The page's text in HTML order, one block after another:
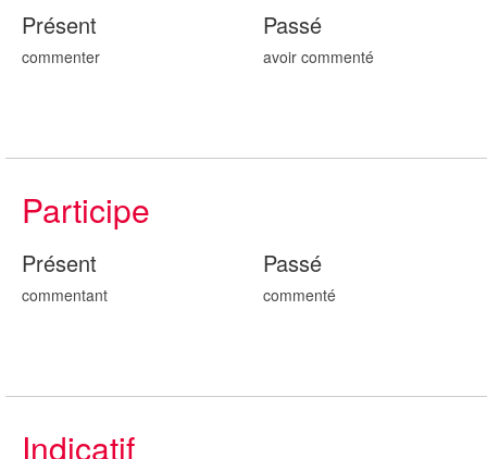
Présent
commenter
Passé
avoir commenté
Participe
Présent
commentant
Passé
commenté
Indicatif